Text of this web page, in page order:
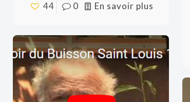
44 0 En savoir plus